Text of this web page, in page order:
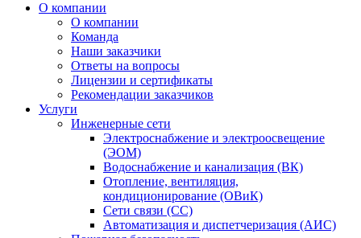
О компании
О компании
Команда
Наши заказчики
Ответы на вопросы
Лицензии и сертификаты
Рекомендации заказчиков
Услуги
Инженерные сети
Электроснабжение и электроосвещение
(ЭОМ)
Водоснабжение и канализация (ВК)
Отопление, вентиляция,
кондиционирование (ОВиК)
Сети связи (СС)
Автоматизация и диспетчеризация (АИС)